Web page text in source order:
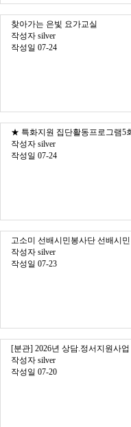
찾아가는 은빛 요가교실
작성자 silver
작성일 07-24
★ 특화지원 집단활동프로그램5
작성자 silver
작성일 07-24
고소미 선배시민봉사단 선배시
작성자 silver
작성일 07-23
[분관] 2026년 상담.정서지원사
작성자 silver
작성일 07-20